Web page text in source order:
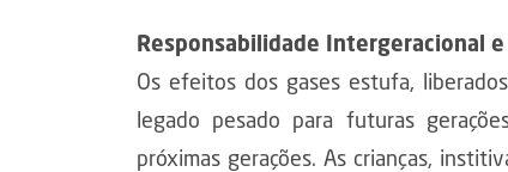
Responsabilidade Intergeracional
Os efeitos dos gases estufa,
legado pesado para futuras
próximas gerações. As crianças,